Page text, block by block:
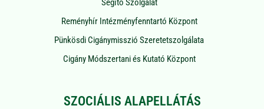
Segítő Szolgálat
Reményhír Intézményfenntartó Központ
Pünkösdi Cigánymisszió Szeretetszolgálata
Cigány Módszertani és Kutató Központ
SZOCIÁLIS ALAPELLÁTÁS